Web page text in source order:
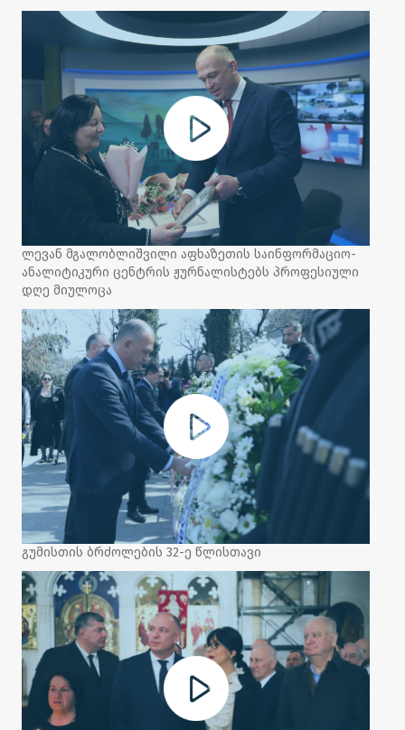
ლევან მგალობლიშვილი აფხაზეთის საინფორმაციო-
ანალიტიკური ცენტრის ჟურნალისტებს პროფესიული
დღე მიულოცა
გუმისთის ბრძოლების 32-ე წლისთავი